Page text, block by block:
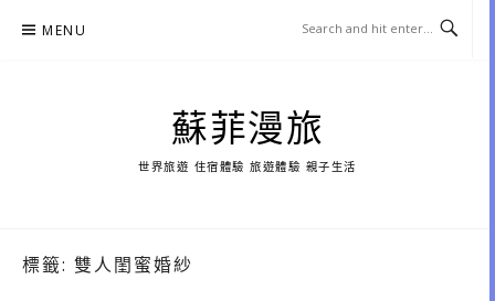
MENU
蘇菲漫旅
世界旅遊 住宿體驗 旅遊體驗 親子生活
標籤: 雙人閨蜜婚紗